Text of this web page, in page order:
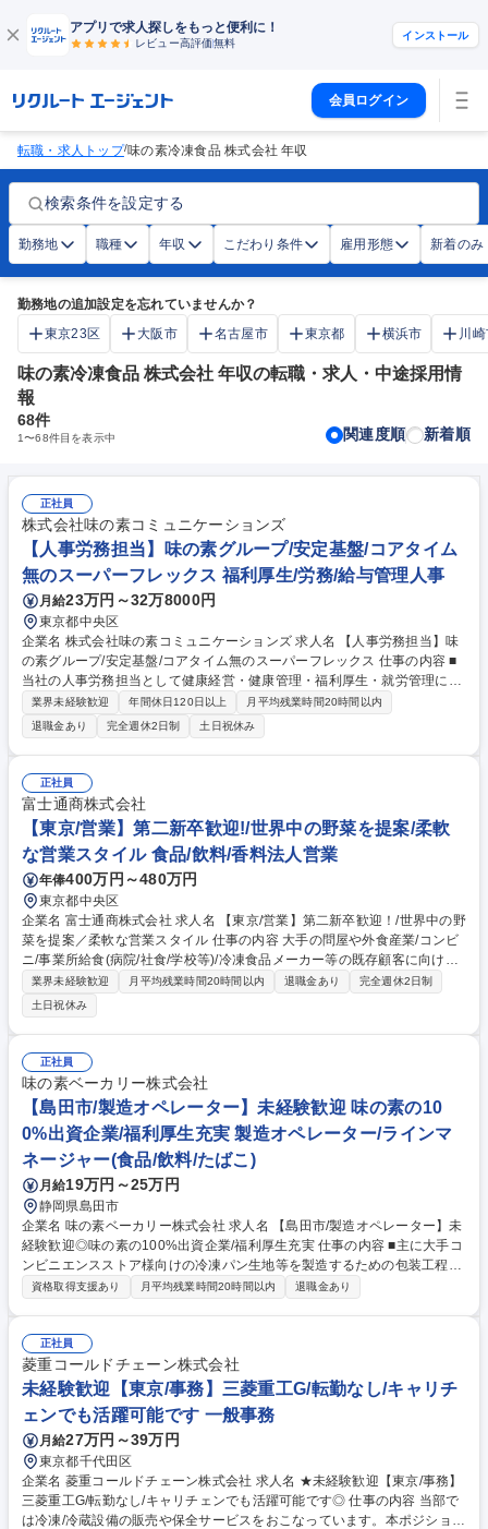
アプリで求人探しをもっと便利に！
レビュー高評価無料
インストール
会員ログイン
転職・求人トップ/味の素冷凍食品 株式会社 年収
検索条件を設定する
勤務地 職種 年収 こだわり条件 雇用形態 新着のみ
勤務地の追加設定を忘れていませんか？
東京23区
大阪市 名古屋市 東京都 横浜市 川
味の素冷凍食品 株式会社 年収の転職・求人・中途採用情
報
68件
1〜68件目を表示中 関連度順 新着順
正社員
株式会社味の素コミュニケーションズ
【人事労務担当】味の素グループ/安定基盤/コアタイム
無のスーパーフレックス 福利厚生/労務/給与管理人事
月給23万円～32万8000円
東京都中央区
企業名 株式会社味の素コミュニケーションズ 求人名 【人事労務担当】味
の素グループ/安定基盤/コアタイム無のスーパーフレックス 仕事の内容 ■
当社の人事労務担当として健康経営・健康管理・福利厚生・就労管理にお
ける業務全般をお任せいたします。上記業務を通じて企業の法令順守、従
業員への対応を行い、社員が働きやすい環境を整えていきます。 【具体的
業務内容】 ■健康管理・両立支援・福利厚生ほか、労働環境の整備・規程
の管理 ■勤怠データのチェック、残業時間の確認、有給休暇の取得状況の
確認 ■定期健康診断の手配、ストレスチェックの実施、産業医との面談調
整など、会社側の窓口としての業務 等 上記のような就労管理と健康管理
双方の担当として従事いただきます 募集職種 【人事労務担当】味の素グ
ループ/安定基盤/コアタイム無のスーパーフレックス
業界未経験歓迎 年間休日120日以上
月平均残業時間20時間以内
退職金あり
完全週休2日制 土日祝休み
正社員
富士通商株式会社
【東京/営業】第二新卒歓迎!/世界中の野菜を提案/柔軟
な営業スタイル 食品/飲料/香料法人営業
年俸400万円～480万円
東京都中央区
企業名 富士通商株式会社 求人名 【東京/営業】第二新卒歓迎！/世界中の野
菜を提案／柔軟な営業スタイル 仕事の内容 大手の問屋や外食産業/コンビ
ニ/事業所給食(病院/社食/学校等)/冷凍食品メーカー等の既存顧客に向け
た、冷凍野菜(輸入品)等の営業活動を担当。柔軟な営業スタイルも魅力の
一つ◎大手企業との取引実績多数有！ 【営業スタイル】メインは既存顧客
への法人営業です。旬な野菜の提案や新商品の案内、当社への切り替え
等、様々なスタイルで営業活動を実施。カタログ掲載商品を提供するだけ
でなくお客様が求める商品を全世界の様々な協力工場へ生産を依頼し販売
が可能。必要に応じて海外での商談や工場視察等も行います。お客様と海
外協力工場の懸け橋となり冷凍野菜という商品を通じて野菜栽培⇒製造加
工⇒販売まで様々な仕事に触れます。 募集職種 【東京/営業】第二新卒歓
迎！/世界中の野菜を提案／柔軟な営業スタイル
業界未経験歓迎 月平均残業時間20時間以内 退職金あり
完全週休2日制
土日祝休み
正社員
味の素ベーカリー株式会社
【島田市/製造オペレーター】未経験歓迎 味の素の10
0%出資企業/福利厚生充実 製造オペレーター/ラインマ
ネージャー(食品/飲料/たばこ)
月給19万円～25万円
静岡県島田市
企業名 味の素ベーカリー株式会社 求人名 【島田市/製造オペレーター】未
経験歓迎◎味の素の100%出資企業/福利厚生充実 仕事の内容 ■主に大手コ
ンビニエンスストア様向けの冷凍パン生地等を製造するための包装工程の
ラインオペレーターをお任せします■生産ラインの機械操作や設定■ライン
入社後は、約1～2ヶ月先輩社員がついて業務を教えますので、安心して仕
事を覚えていただけます。最初は1ラインの実習から始め、後々複数のラ
インを管理出来るようになっていただく予定です。 ◎生産ライン全体をサ
ポートする役割のため、生産ラインで働く方からも頼られる存在であり、
やりがいのある仕事です。 募集職種 【島田市/製造オペレーター】未経験
歓迎◎味の素の100%出資企業/福利厚生充実
資格取得支援あり 月平均残業時間20時間以内 退職金あり
正社員
菱重コールドチェーン株式会社
未経験歓迎【東京/事務】三菱重工G/転勤なし/キャリチ
ェンでも活躍可能です 一般事務
月給27万円～39万円
東京都千代田区
企業名 菱重コールドチェーン株式会社 求人名 ★未経験歓迎【東京/事務】
三菱重工G/転勤なし/キャリチェンでも活躍可能です◎ 仕事の内容 当部で
は冷凍/冷蔵設備の販売や保全サービスをおこなっています。本ポジション